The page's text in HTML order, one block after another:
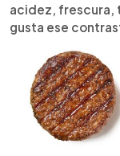
acidez, frescura,
gusta ese